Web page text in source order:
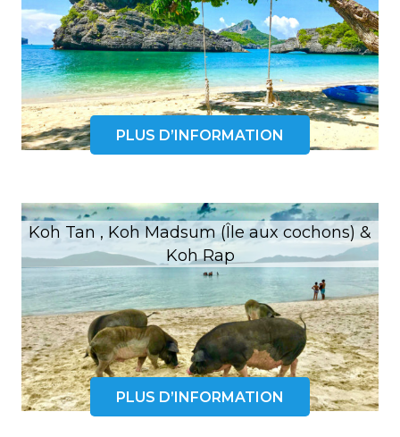
PLUS D’INFORMATION
Koh Tan , Koh Madsum (Île aux cochons) &
Koh Rap
PLUS D’INFORMATION